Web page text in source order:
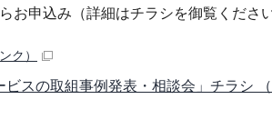
申込み（詳細はチラシを御覧ください
ク）
ビスの取組事例発表・相談会」チラシ